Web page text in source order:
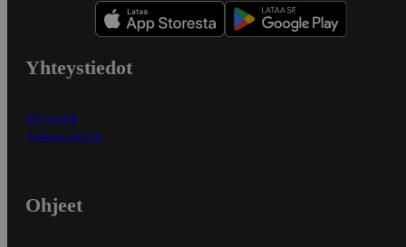
Yhteystiedot
Myymälät
Asiakaspalvelu
Ohjeet